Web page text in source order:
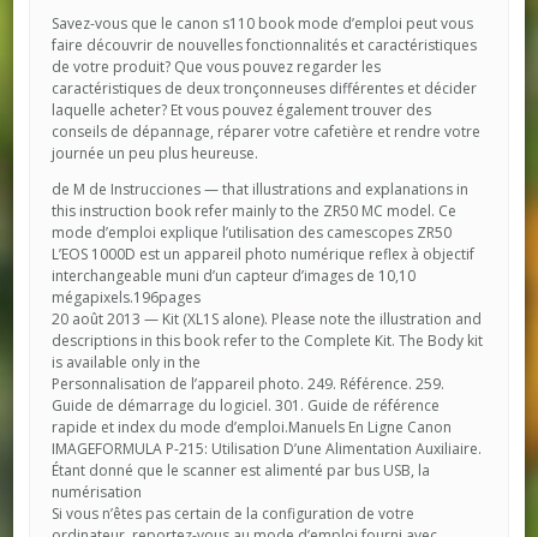
Savez-vous que le canon s110 book mode d’emploi peut vous
faire découvrir de nouvelles fonctionnalités et caractéristiques
de votre produit? Que vous pouvez regarder les
caractéristiques de deux tronçonneuses différentes et décider
laquelle acheter? Et vous pouvez également trouver des
conseils de dépannage, réparer votre cafetière et rendre votre
journée un peu plus heureuse.
de M de Instrucciones — that illustrations and explanations in
this instruction book refer mainly to the ZR50 MC model. Ce
mode d’emploi explique l’utilisation des camescopes ZR50
L’EOS 1000D est un appareil photo numérique reflex à objectif
interchangeable muni d’un capteur d’images de 10,10
mégapixels.196pages
20 août 2013 — Kit (XL1S alone). Please note the illustration and
descriptions in this book refer to the Complete Kit. The Body kit
is available only in the
Personnalisation de l’appareil photo. 249. Référence. 259.
Guide de démarrage du logiciel. 301. Guide de référence
rapide et index du mode d’emploi.Manuels En Ligne Canon
IMAGEFORMULA P-215: Utilisation D’une Alimentation Auxiliaire.
Étant donné que le scanner est alimenté par bus USB, la
numérisation
Si vous n’êtes pas certain de la configuration de votre